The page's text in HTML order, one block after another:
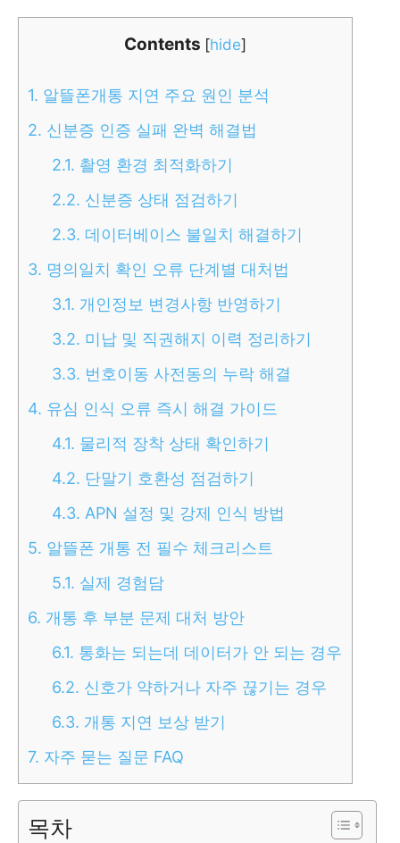
Contents [hide]
1. 알뜰폰개통 지연 주요 원인 분석
2. 신분증 인증 실패 완벽 해결법
2.1. 촬영 환경 최적화하기
2.2. 신분증 상태 점검하기
2.3. 데이터베이스 불일치 해결하기
3. 명의일치 확인 오류 단계별 대처법
3.1. 개인정보 변경사항 반영하기
3.2. 미납 및 직권해지 이력 정리하기
3.3. 번호이동 사전동의 누락 해결
4. 유심 인식 오류 즉시 해결 가이드
4.1. 물리적 장착 상태 확인하기
4.2. 단말기 호환성 점검하기
4.3. APN 설정 및 강제 인식 방법
5. 알뜰폰 개통 전 필수 체크리스트
5.1. 실제 경험담
6. 개통 후 부분 문제 대처 방안
6.1. 통화는 되는데 데이터가 안 되는 경우
6.2. 신호가 약하거나 자주 끊기는 경우
6.3. 개통 지연 보상 받기
7. 자주 묻는 질문 FAQ
목차